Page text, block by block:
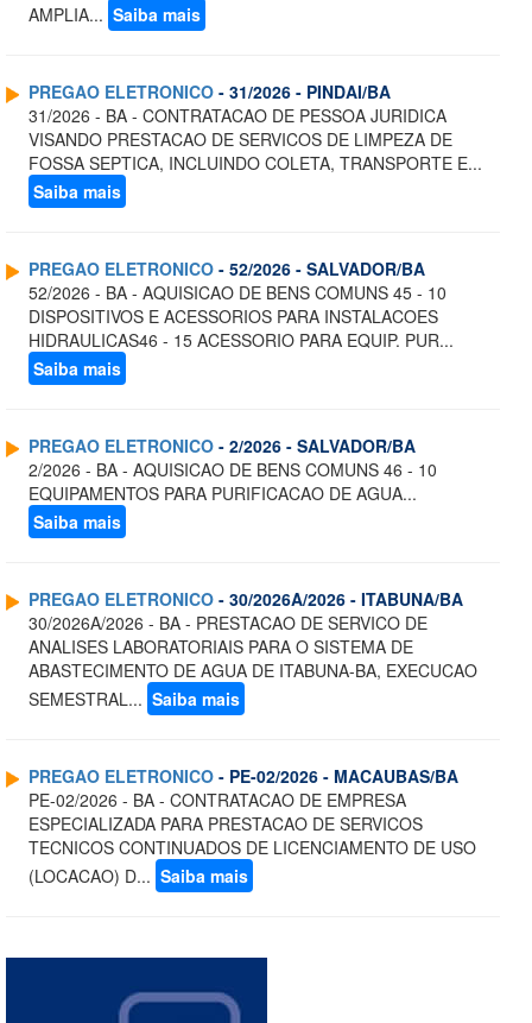
AMPLIA... Saiba mais
PREGAO ELETRONICO - 31/2026 - PINDAI/BA
31/2026 - BA - CONTRATACAO DE PESSOA JURIDICA
VISANDO PRESTACAO DE SERVICOS DE LIMPEZA DE
FOSSA SEPTICA, INCLUINDO COLETA, TRANSPORTE E...
Saiba mais
PREGAO ELETRONICO - 52/2026 - SALVADOR/BA
52/2026 - BA - AQUISICAO DE BENS COMUNS 45 - 10
DISPOSITIVOS E ACESSORIOS PARA INSTALACOES
HIDRAULICAS46 - 15 ACESSORIO PARA EQUIP. PUR...
Saiba mais
PREGAO ELETRONICO - 2/2026 - SALVADOR/BA
2/2026 - BA - AQUISICAO DE BENS COMUNS 46 - 10
EQUIPAMENTOS PARA PURIFICACAO DE AGUA...
Saiba mais
PREGAO ELETRONICO - 30/2026A/2026 - ITABUNA/BA
30/2026A/2026 - BA - PRESTACAO DE SERVICO DE
ANALISES LABORATORIAIS PARA O SISTEMA DE
ABASTECIMENTO DE AGUA DE ITABUNA-BA, EXECUCAO
SEMESTRAL... Saiba mais
PREGAO ELETRONICO - PE-02/2026 - MACAUBAS/BA
PE-02/2026 - BA - CONTRATACAO DE EMPRESA
ESPECIALIZADA PARA PRESTACAO DE SERVICOS
TECNICOS CONTINUADOS DE LICENCIAMENTO DE USO
(LOCACAO) D... Saiba mais